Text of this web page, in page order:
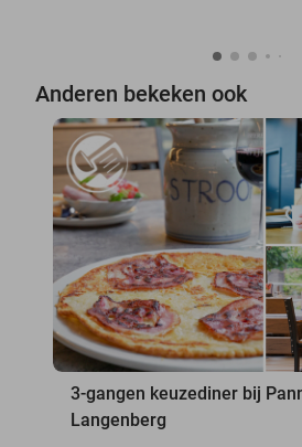
Anderen bekeken ook
3-gangen keuzediner bij
Langenberg